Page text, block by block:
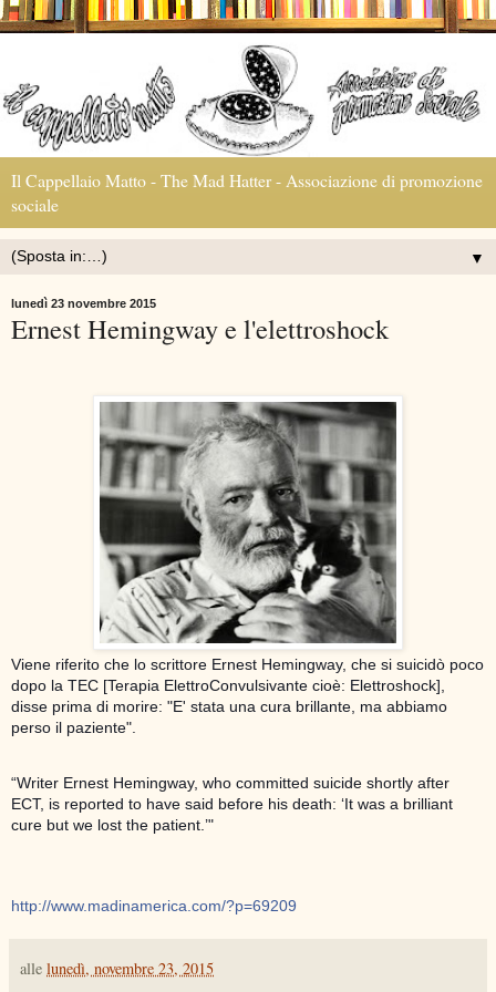
Il Cappellaio Matto - The Mad Hatter - Associazione di promozione
sociale
▼
lunedì 23 novembre 2015
Ernest Hemingway e l'elettroshock
Viene riferito che lo scrittore Ernest Hemingway, che si suicidò poco
dopo la TEC [Terapia ElettroConvulsivante cioè: Elettroshock],
disse prima di morire: "E' stata una cura brillante, ma abbiamo
perso il paziente".
“Writer Ernest Hemingway, who committed suicide shortly after
ECT, is reported to have said before his death: ‘It was a brilliant
cure but we lost the patient.’"
http://www.madinamerica.com/?p=69209
alle lunedì, novembre 23, 2015